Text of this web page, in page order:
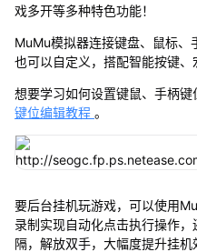
戏多开等多种特色功能！
MuMu模拟器连接键盘、鼠标、
也可以自定义，搭配智能按键、
想要学习如何设置键鼠、手柄键
键位编辑教程 。
要后台挂机玩游戏，可以使用
录制实现自动化点击执行操作
隔，解放双手，大幅度提升挂机